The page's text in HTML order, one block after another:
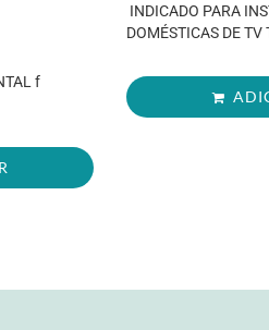
f
INDICADO PARA
DOMÉSTICAS DE TV